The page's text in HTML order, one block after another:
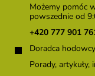
Możemy pomóc
powszednie od
+420 777 901
Doradca hodowcy
Porady,